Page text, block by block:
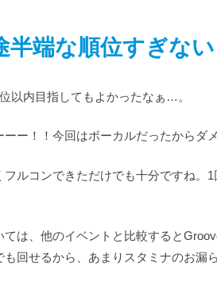
半端な順位すぎな
以内目指してもよかったなぁ…。
ー！！今回はボーカルだったから
フルコンできただけでも十分ですね
ては、他のイベントと比較すると
回せるから、あまりスタミナのお